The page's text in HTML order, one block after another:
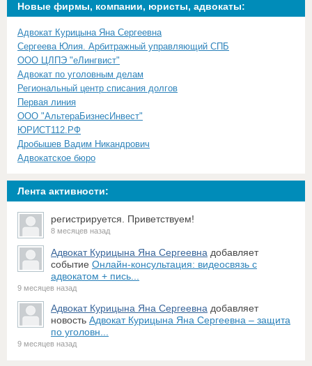
Новые фирмы, компании, юристы, адвокаты:
Адвокат Курицына Яна Сергеевна
Сергеева Юлия. Арбитражный управляющий СПБ
ООО ЦЛПЭ "еЛингвист"
Адвокат по уголовным делам
Региональный центр списания долгов
Первая линия
ООО "АльтераБизнесИнвест"
ЮРИСТ112.РФ
Дробышев Вадим Никандрович
Адвокатское бюро
Лента активности:
регистрируется. Приветствуем!
8 месяцев назад
Адвокат Курицына Яна Сергеевна добавляет
событие Онлайн-консультация: видеосвязь с
адвокатом + пись...
9 месяцев назад
Адвокат Курицына Яна Сергеевна добавляет
новость Адвокат Курицына Яна Сергеевна – защита
по уголовн...
9 месяцев назад